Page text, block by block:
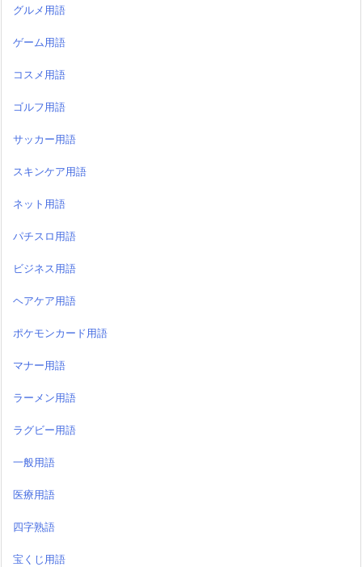
グルメ用語
ゲーム用語
コスメ用語
ゴルフ用語
サッカー用語
スキンケア用語
ネット用語
パチスロ用語
ビジネス用語
ヘアケア用語
ポケモンカード用語
マナー用語
ラーメン用語
ラグビー用語
一般用語
医療用語
四字熟語
宝くじ用語